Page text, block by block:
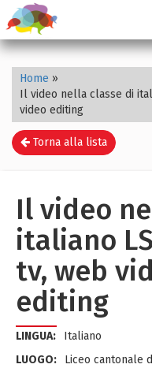
Home »
Il video nella classe di
video editing
Torna alla lista
Il video
italiano
tv, web
editing
LINGUA:
Italiano
LUOGO:
Liceo cantonale